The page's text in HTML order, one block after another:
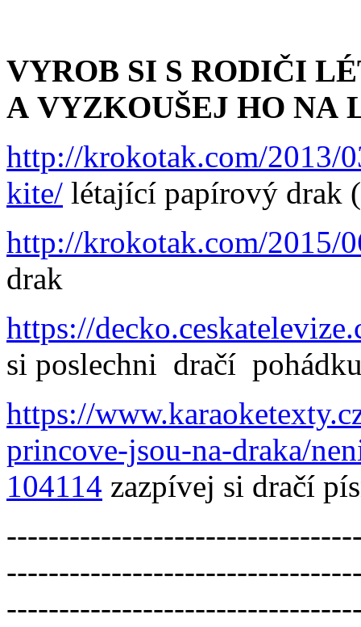
VYROB SI S RODIČI
A VYZKOUŠEJ HO NA
http://krokotak.com/2013/
kite/ létající papírový drak
http://krokotak.com/2015/
drak
https://
si poslechni dračí
https://
princove-jsou-na-draka/
104114 zazpívej si dračí